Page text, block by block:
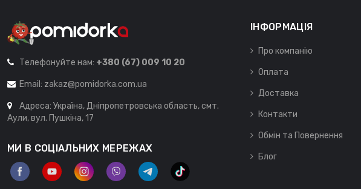
Телефонуйте нам: +380 (67) 009 10 20
Email: zakaz@pomidorka.com.ua
Адреса: Україна, Дніпропетровська область, смт.
Аули, вул. Пушкіна, 17
МИ В СОЦІАЛЬНИХ МЕРЕЖАХ
ІНФОРМАЦІЯ
Про компанію
Оплата
Доставка
Контакти
Обмін та Повернення
Блог